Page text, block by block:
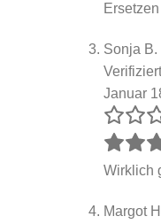
Sonja B.
Januar
Wirklich
Margot